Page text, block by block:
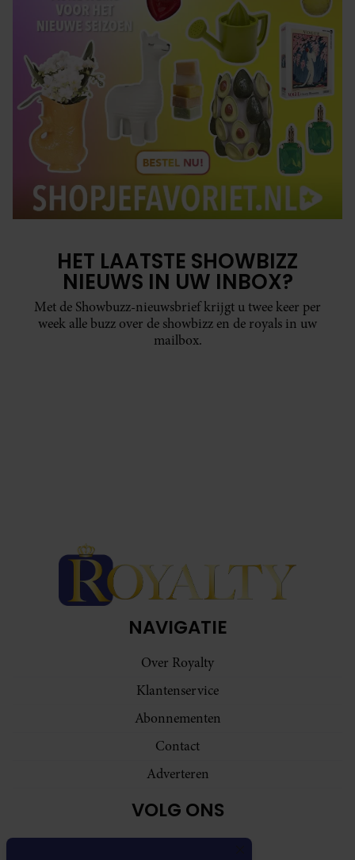
HET LAATSTE SHOWBIZZ
NIEUWS IN UW INBOX?
Met de Showbuzz-nieuwsbrief krijgt u twee keer per
week alle buzz over de showbizz en de royals in uw
mailbox.
NAVIGATIE
Over Royalty
Klantenservice
Abonnementen
Contact
Adverteren
VOLG ONS